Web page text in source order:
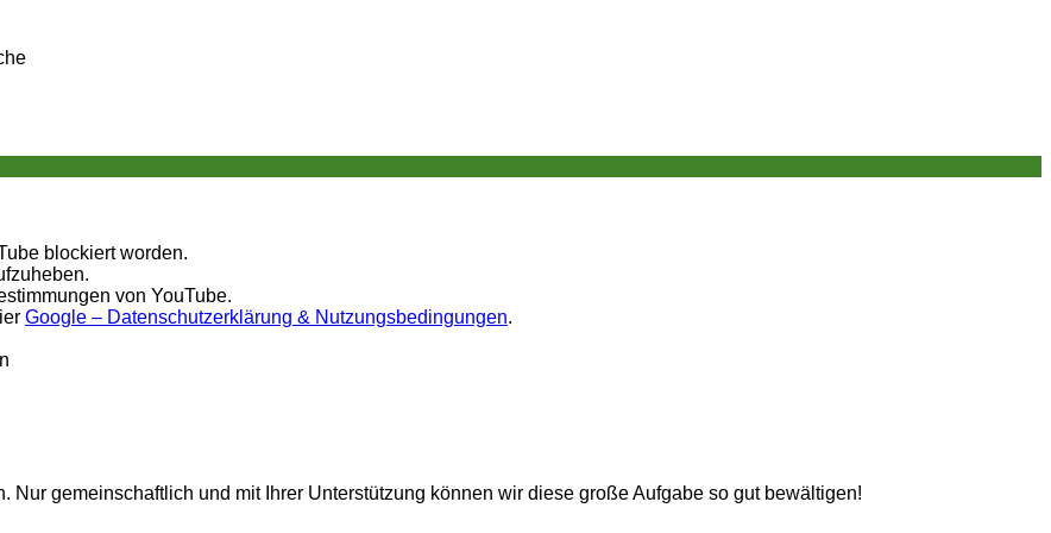
blockiert worden.
von YouTube.
Google – Datenschutzerklärung & Nutzungsbedingungen.
Nur gemeinschaftlich und mit Ihrer Unterstützung können wir diese große Aufgabe so gut bewältigen!